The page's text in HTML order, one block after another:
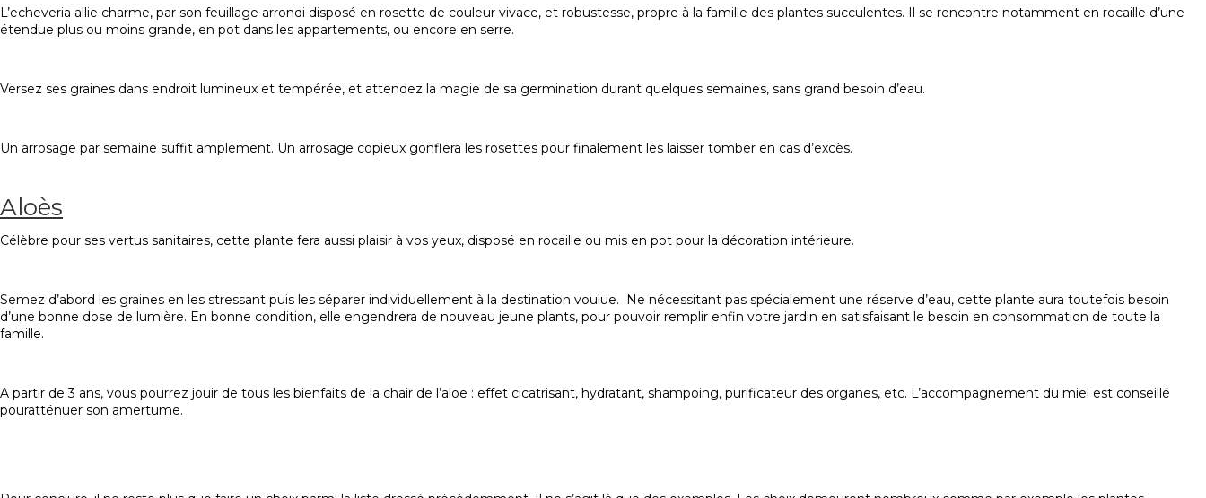
L’echeveria allie charme, par son feuillage arrondi disposé en rosette de couleur vivace, et robustesse, propre à la famille des plantes succulentes. Il se rencontre notamment en rocaille d’une
étendue plus ou moins grande, en pot dans les appartements, ou encore en serre.
Versez ses graines dans endroit lumineux et tempérée, et attendez la magie de sa germination durant quelques semaines, sans grand besoin d’eau.
Un arrosage par semaine suffit amplement. Un arrosage copieux gonflera les rosettes pour finalement les laisser tomber en cas d’excès.
Aloès
Célèbre pour ses vertus sanitaires, cette plante fera aussi plaisir à vos yeux, disposé en rocaille ou mis en pot pour la décoration intérieure.
Semez d’abord les graines en les stressant puis les séparer individuellement à la destination voulue. Ne nécessitant pas spécialement une réserve d’eau, cette plante aura toutefois besoin
d’une bonne dose de lumière. En bonne condition, elle engendrera de nouveau jeune plants, pour pouvoir remplir enfin votre jardin en satisfaisant le besoin en consommation de toute la
famille.
A partir de 3 ans, vous pourrez jouir de tous les bienfaits de la chair de l’aloe : effet cicatrisant, hydratant, shampoing, purificateur des organes, etc. L’accompagnement du miel est conseillé
pouratténuer son amertume.